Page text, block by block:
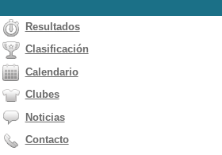
Resultados
Clasificación
Calendario
Clubes
Noticias
Contacto